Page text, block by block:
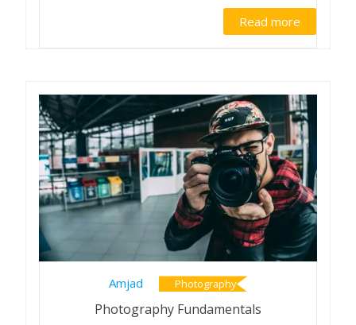
Read more
Photography
Amjad
Photography Fundamentals